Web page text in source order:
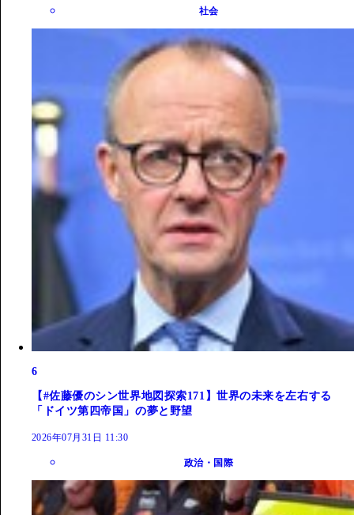
社会
6
【#佐藤優のシン世界地図探索171】世界の未来を左右する
「ドイツ第四帝国」の夢と野望
2026年07月31日 11:30
政治・国際